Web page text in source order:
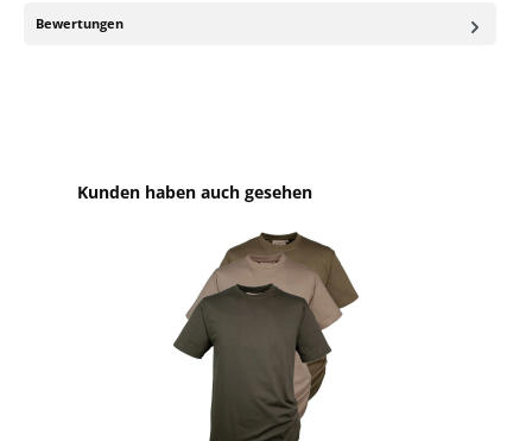
Bewertungen
Produktgalerie überspringen
Kunden haben auch gesehen